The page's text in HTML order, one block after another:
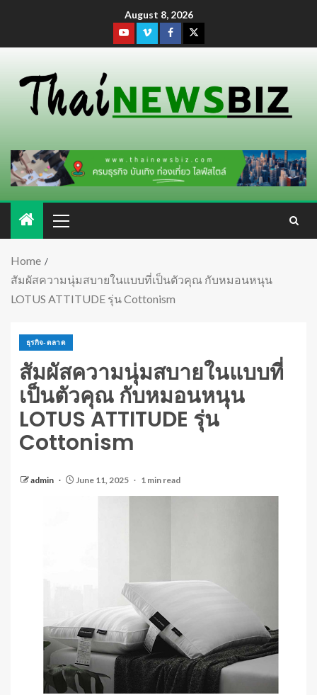
August 8, 2026
Home
สัมผัสความนุ่มสบายในแบบที่เป็นตัวคุณ กับหมอนหนุน
LOTUS ATTITUDE รุ่น Cottonism
ธุรกิจ-ตลาด
สัมผัสความนุ่มสบายในแบบที่
เป็นตัวคุณ กับหมอนหนุน
LOTUS ATTITUDE รุ่น
Cottonism
admin June 11, 2025 1 min read